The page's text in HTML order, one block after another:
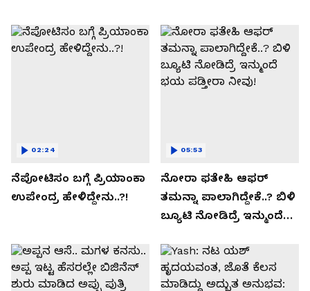
ನೆಪೋಟಿಸಂ ಬಗ್ಗೆ ಪ್ರಿಯಾಂಕಾ
ಉಪೇಂದ್ರ ಹೇಳಿದ್ದೇನು..?!
02:24
ನೋರಾ ಫತೇಹಿ ಆಫರ್​
ತಮನ್ನಾ ಪಾಲಾಗಿದ್ದೇಕೆ..? ಬಿಳಿ
ಬ್ಯೂಟಿ ನೋಡಿದ್ರೆ ಇನ್ಮುಂದೆ
05:53